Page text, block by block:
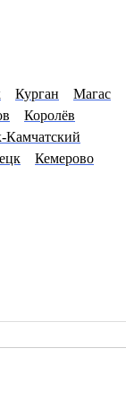
Курган
Магас
Королёв
Камчатский
Кемерово